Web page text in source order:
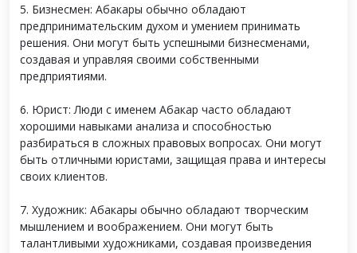
5. Бизнесмен: Абакары обычно обладают
предпринимательским духом и умением принимать
решения. Они могут быть успешными бизнесменами,
создавая и управляя своими собственными
предприятиями.
6. Юрист: Люди с именем Абакар часто обладают
хорошими навыками анализа и способностью
разбираться в сложных правовых вопросах. Они могут
быть отличными юристами, защищая права и интересы
своих клиентов.
7. Художник: Абакары обычно обладают творческим
мышлением и воображением. Они могут быть
талантливыми художниками, создавая произведения